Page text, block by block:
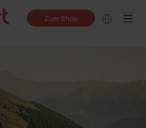
Zum Shop